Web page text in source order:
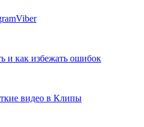
Viber
и как избежать ошибок
видео в Клипы